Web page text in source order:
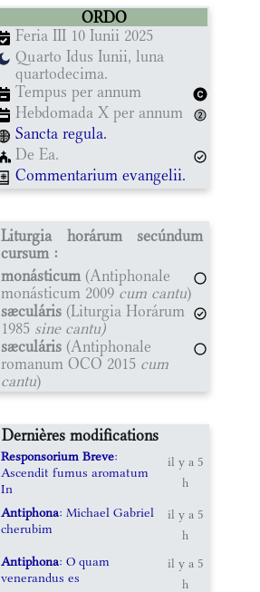
ORDO
Feria III 10 Iunii 2025
Quarto Idus Iunii, luna
quartodecima.
Tempus per annum
Hebdomada X per annum
Sancta regula.
De Ea.
Commentarium evangelii.
Liturgia horárum secúndum
cursum :
monásticum (Antiphonale
monásticum 2009 cum cantu)
sæculáris (Liturgia Horárum
1985 sine cantu)
sæculáris (Antiphonale
romanum OCO 2015 cum
cantu)
Dernières modifications
Responsorium Breve:
Ascendit fumus aromatum
In
il y a 5
h
Antiphona: Michael Gabriel
cherubim
il y a 5
h
Antiphona: O quam
venerandus es
il y a 5
h